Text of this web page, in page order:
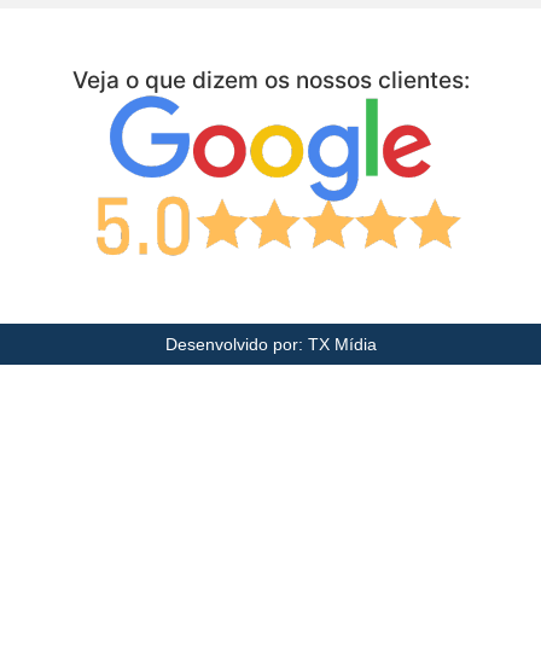
Veja o que dizem os nossos clientes:
Desenvolvido por: TX Mídia